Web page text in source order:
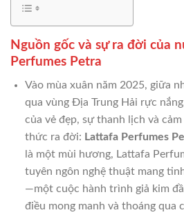
Nguồn gốc và sự ra đời của
Perfumes Petra
Vào mùa xuân năm 2025, giữa
qua vùng Địa Trung Hải rực
của vẻ đẹp, sự thanh lịch và
thức ra đời: Lattafa Perfumes
là một mùi hương, Lattafa
tuyên ngôn nghệ thuật mang
—một cuộc hành trình giả kim
điều mong manh và thoáng qua